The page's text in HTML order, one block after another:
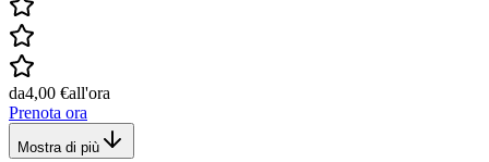
da4,00 €all'ora
Prenota ora
Mostra di più